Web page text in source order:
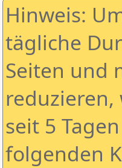
Hinweis:
tägliche
Seiten und
seit 5
folgenden